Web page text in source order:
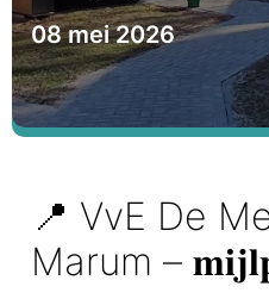
08 mei 2026
📍 VvE De
Marum –